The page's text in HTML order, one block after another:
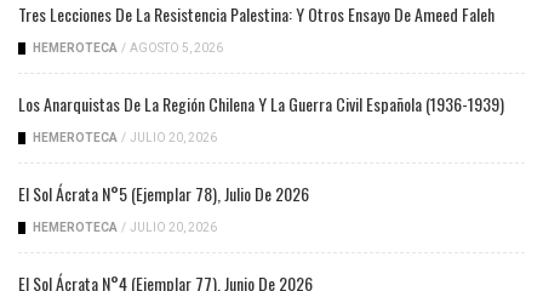
Tres Lecciones De La Resistencia Palestina: Y Otros Ensayo De Ameed Faleh
HEMEROTECA / AGOSTO 5, 2026
Los Anarquistas De La Región Chilena Y La Guerra Civil Española (1936-1939)
HEMEROTECA / JULIO 20, 2026
El Sol Ácrata N°5 (ejemplar 78), Julio De 2026
HEMEROTECA / JULIO 20, 2026
El Sol Ácrata N°4 (ejemplar 77), Junio De 2026